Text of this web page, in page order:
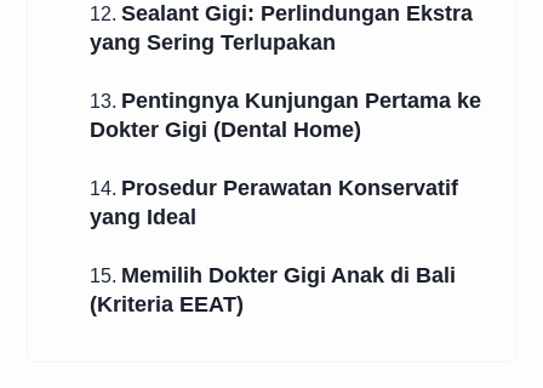
12. Sealant Gigi: Perlindungan Ekstra
yang Sering Terlupakan
13. Pentingnya Kunjungan Pertama ke
Dokter Gigi (Dental Home)
14. Prosedur Perawatan Konservatif
yang Ideal
15. Memilih Dokter Gigi Anak di Bali
(Kriteria EEAT)